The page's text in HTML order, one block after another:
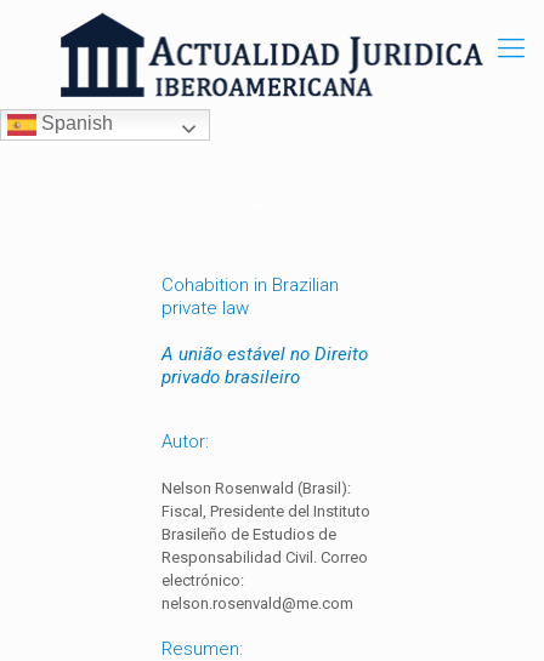
Spanish
Cohabition in Brazilian
private law
A união estável no Direito
privado brasileiro
Autor:
Nelson Rosenwald (Brasil):
Fiscal, Presidente del Instituto
Brasileño de Estudios de
Responsabilidad Civil. Correo
electrónico:
nelson.rosenvald@me.com
Resumen: